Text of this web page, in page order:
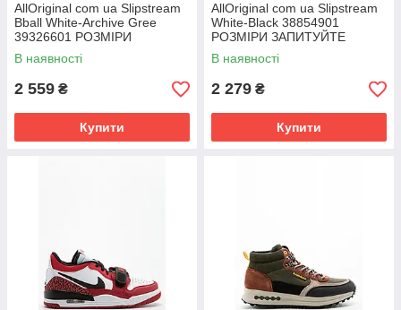
AllOriginal com ua Slipstream
Bball White-Archive Gree
39326601 РОЗМІРИ
ЗАПИТУЙТЕ
В наявності
2 559 ₴
Купити
AllOriginal com ua Slipstream
White-Black 38854901
РОЗМІРИ ЗАПИТУЙТЕ
В наявності
2 279 ₴
Купити